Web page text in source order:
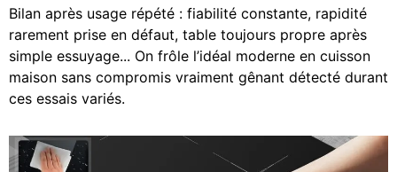
Bilan après usage répété : fiabilité constante, rapidité
rarement prise en défaut, table toujours propre après
simple essuyage... On frôle l’idéal moderne en cuisson
maison sans compromis vraiment gênant détecté durant
ces essais variés.